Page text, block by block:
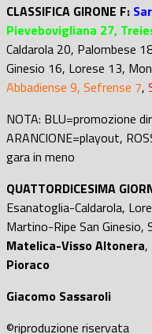
CLASSIFICA GIRONE F:
Pievebovigliana 27,
Caldarola 20, Palombese
Ginesio 16, Lorese 13,
Abbadiense 9, Sefrense 7,
NOTA: BLU=promozione
ARANCIONE=playout,
gara in meno
QUATTORDICESIMA
Esanatoglia-Caldarola,
Martino-Ripe San Ginesio,
Matelica-Visso Altonera,
Pioraco
Giacomo Sassaroli
©riproduzione riservata